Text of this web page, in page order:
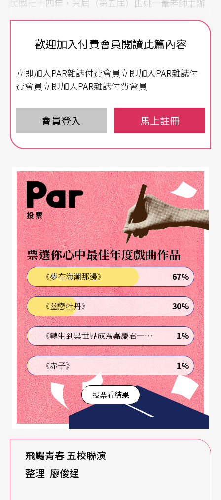
民國七十四年，末屆（第五屆）由姚一葦老師主辦
的實驗劇展謝幕；台灣戲劇教育核心也於同時交棒
給藝術學院等新成立的大專院校。二、三十年過
幾屆畢業生與高中職戲劇科班畢業生，已經進入／
回到高中職戲劇科班任教多年；在大專話劇盃比賽
也已停辦的今天，這些高中職戲劇科班老師們組
織、發起校際聯演活動，結合各校公演力量，聯合
展現學生學習成果及高中職戲劇教育的務實精神
究、行政措施與法規等面向都欠缺關注已久的青少
年戲劇教育環境生態。
學生全面學習，校方務實培養
各高中職戲劇科班老師不約而同地指出：高中職戲
劇教育不如大學戲劇教育來得專精；但戲劇是門綜
合藝術，入門階段的學生仍須全面學習——老師著
重於啟發、建立「各部門分工但通力合作」的團隊
概念，開啟學生對戲劇的認識與熱忱後，讓學生選
擇各自有興趣、具專長的部分深入學習；校方則整
體性的務實培養，而非如外界想像的過度強調幕前
訓練甚或明星光環。
民國八十六年成立的台北市立復興高中
戲劇科，是
全國第一所公立高中戲劇科班，復興高中戲劇科召
集人葉子彥表示，學校並非一個「過渡」階段的中
繼站，而定位為「成為第一線年輕藝術家之前的基
地」，校方每年以三齣公演實際操練學生，自學期
歡迎加入付費會員閱讀此篇內容
立即加入PAR雜誌付費會員立即加入PAR雜誌付
費會員立即加入PAR雜誌付費會員
會員登入 馬上註冊
投票
票選你心中最佳年度戲曲作品
《夢在海潮那邊》 67%
《幽戀牡丹》 30%
《轉生到異世界成為嘉慶君—發現我的祖先是詐騙集團!?》 1%
《赤子》 1%
投票看結果
飛颺青春五校聯演
整理 廖俊逞